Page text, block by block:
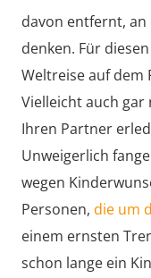
davon entfernt,
denken. Für
Weltreise auf dem
Vielleicht auch
Ihren Partner
Unweigerlich
wegen
Personen, die um
einem ernsten
schon lange ein